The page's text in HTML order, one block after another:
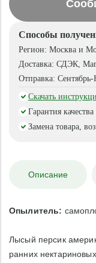
Способы
Регион: Москва и
Доставка: СДЭК,
Отправка:
Скачать
Гарантия
Замена товара,
Описание
Опылитель:
Лысый персик
ранних